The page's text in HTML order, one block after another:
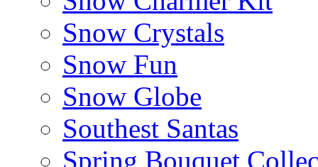
Snow Crystals
Snow Fun
Snow Globe
Southest Santas
Spring Bouquet